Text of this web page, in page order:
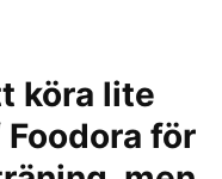
köra lite
för